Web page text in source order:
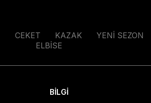
CEKET KAZAK YENİ SEZON
ELBİSE
BİLGİ